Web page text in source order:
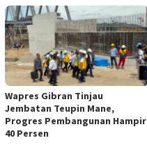
Wapres Gibran Tinjau
Jembatan Teupin Mane,
Progres Pembangunan Hampir
40 Persen